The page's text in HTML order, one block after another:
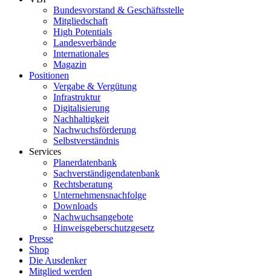
Bundesvorstand & Geschäftsstelle
Mitgliedschaft
High Potentials
Landesverbände
Internationales
Magazin
Positionen
Vergabe & Vergütung
Infrastruktur
Digitalisierung
Nachhaltigkeit
Nachwuchsförderung
Selbstverständnis
Services
Planerdatenbank
Sachverständigendatenbank
Rechtsberatung
Unternehmensnachfolge
Downloads
Nachwuchsangebote
Hinweisgeberschutzgesetz
Presse
Shop
Die Ausdenker
Mitglied werden